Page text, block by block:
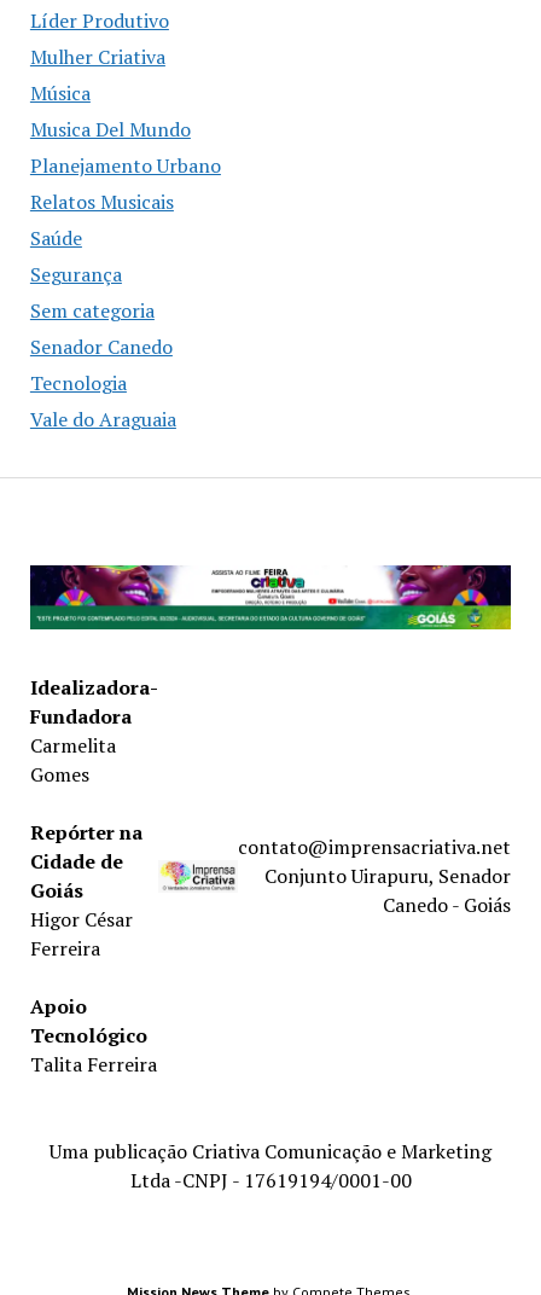
Líder Produtivo
Mulher Criativa
Música
Musica Del Mundo
Planejamento Urbano
Relatos Musicais
Saúde
Segurança
Sem categoria
Senador Canedo
Tecnologia
Vale do Araguaia
Idealizadora-
Fundadora
Carmelita
Gomes
Repórter na
Cidade de
Goiás
Higor César
Ferreira
Apoio
Tecnológico
Talita Ferreira
contato@imprensacriativa.net
Conjunto Uirapuru, Senador
Canedo - Goiás
Uma publicação Criativa Comunicação e Marketing
Ltda -CNPJ - 17619194/0001-00